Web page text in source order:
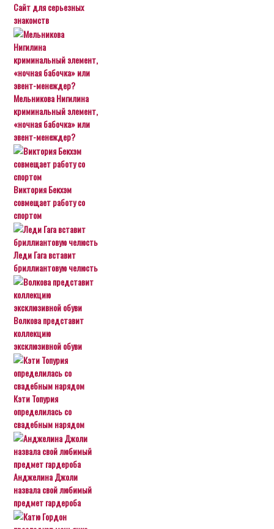
Сайт для серьезных
знакомств
Мельникова Нигилина
криминальный элемент,
«ночная бабочка» или
эвент-менеждер?
Виктория Бекхэм
совмещает работу со
спортом
Леди Гага вставит
бриллиантовую челюсть
Волкова представит
коллекцию
эксклюзивной обуви
Кэти Топурия
определилась со
свадебным нарядом
Анджелина Джоли
назвала свой любимый
предмет гардероба